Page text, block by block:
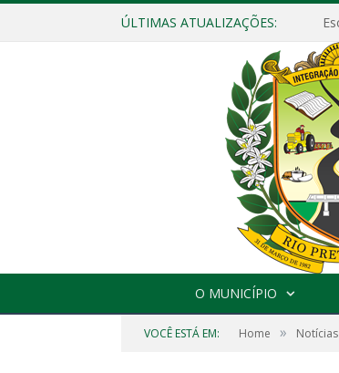
ÚLTIMAS ATUALIZAÇÕES:
O MUNICÍPIO
VOCÊ ESTÁ EM: Home » Notícias